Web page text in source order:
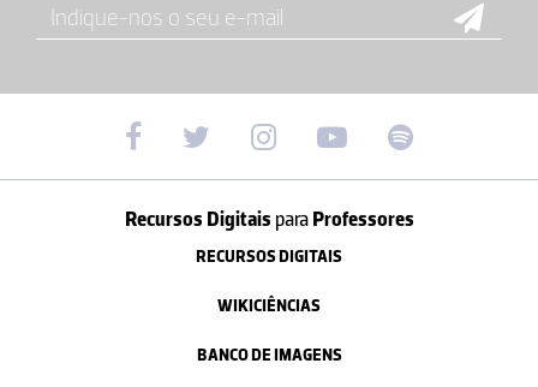
Recursos Digitais paraProfessores
RECURSOS DIGITAIS
WIKICIÊNCIAS
BANCO DE IMAGENS